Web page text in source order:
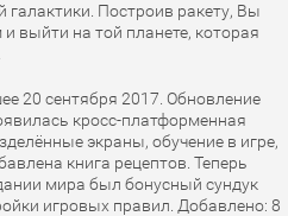
галактики. Построив ракету, Вы
выйти на той планете, которая
20 сентября 2017. Обновление
кросс-платформенная
экраны, обучение в игре,
книга рецептов. Теперь
мира был бонусный сундук
игровых правил. Добавлено: 8